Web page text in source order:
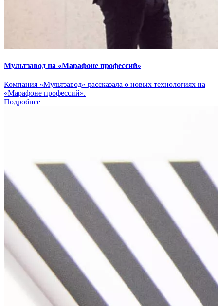
Мультзавод на «Марафоне профессий»
Компания «Мультзавод» рассказала о новых технологиях на
«Марафоне профессий».
Подробнее